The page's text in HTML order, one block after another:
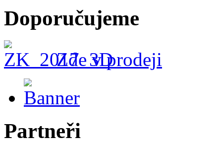
Doporučujeme
Zde v prodeji
Partneři